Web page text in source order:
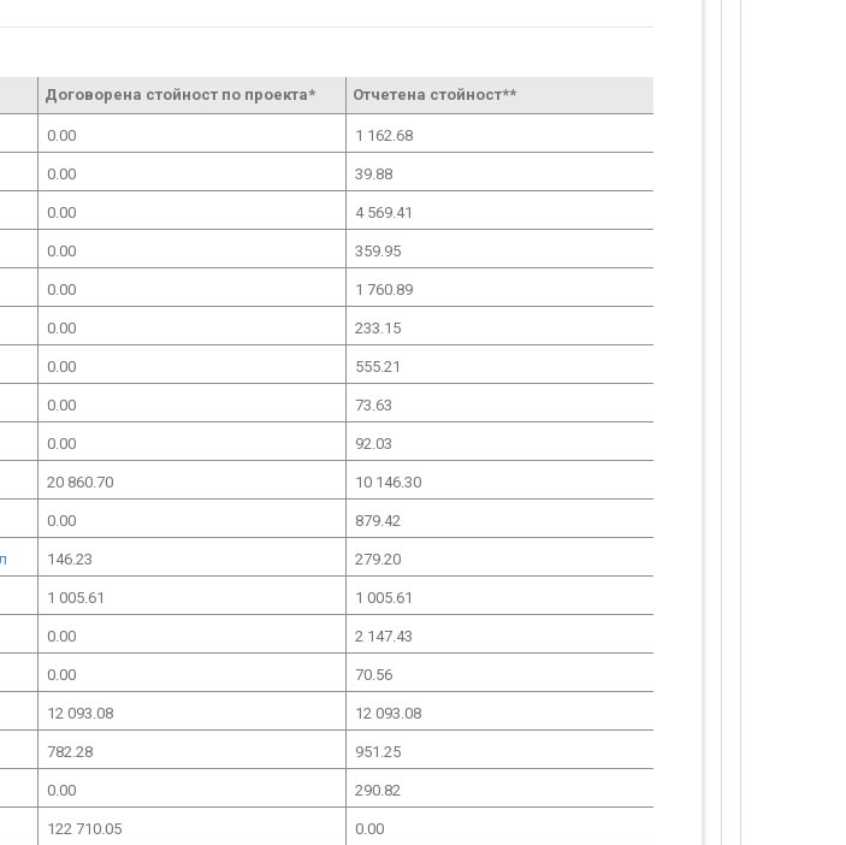
Договорена стойност по проекта* Отчетена стойност**
0.00 1 162.68
0.00 39.88
0.00 4 569.41
0.00 359.95
0.00 1 760.89
0.00 233.15
0.00 555.21
0.00 73.63
0.00 92.03
20 860.70 10 146.30
0.00 879.42
146.23 279.20
1 005.61 1 005.61
0.00 2 147.43
0.00 70.56
12 093.08 12 093.08
782.28 951.25
0.00 290.82
122 710.05 0.00